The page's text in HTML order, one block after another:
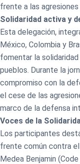
frente a las
Solidaridad activa y
Esta delegación,
México, Colombia y
fomentar la
pueblos. Durante la
compromiso con la
el cese de las
marco de la defensa
Voces de la
Los participantes
frente común contra el
Medea Benjamin